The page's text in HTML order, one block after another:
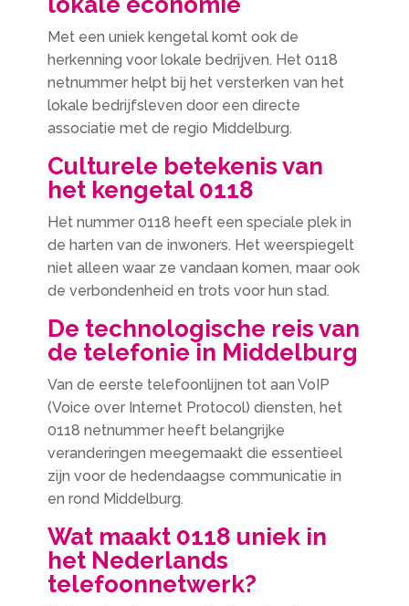
Met een uniek kengetal komt ook de
herkenning voor lokale bedrijven. Het 0118
netnummer helpt bij het versterken van het
lokale bedrijfsleven door een directe
associatie met de regio Middelburg.
Culturele betekenis van
het kengetal 0118
Het nummer 0118 heeft een speciale plek in
de harten van de inwoners. Het weerspiegelt
niet alleen waar ze vandaan komen, maar ook
de verbondenheid en trots voor hun stad.
De technologische reis van
de telefonie in Middelburg
Van de eerste telefoonlijnen tot aan VoIP
(Voice over Internet Protocol) diensten, het
0118 netnummer heeft belangrijke
veranderingen meegemaakt die essentieel
zijn voor de hedendaagse communicatie in
en rond Middelburg.
Wat maakt 0118 uniek in
het Nederlands
telefoonnetwerk?